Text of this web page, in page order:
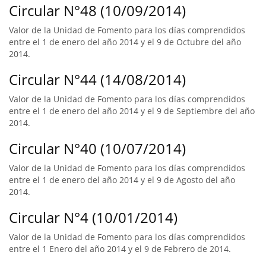
Circular N°48 (10/09/2014)
Valor de la Unidad de Fomento para los días comprendidos
entre el 1 de enero del año 2014 y el 9 de Octubre del año
2014.
Circular N°44 (14/08/2014)
Valor de la Unidad de Fomento para los días comprendidos
entre el 1 de enero del año 2014 y el 9 de Septiembre del año
2014.
Circular N°40 (10/07/2014)
Valor de la Unidad de Fomento para los días comprendidos
entre el 1 de enero del año 2014 y el 9 de Agosto del año
2014.
Circular N°4 (10/01/2014)
Valor de la Unidad de Fomento para los días comprendidos
entre el 1 Enero del año 2014 y el 9 de Febrero de 2014.